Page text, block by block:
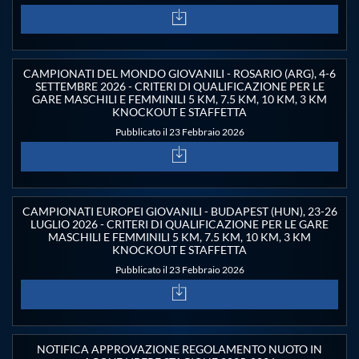
Qualità
Cookie Policy
Flash News
CAMPIONATI DEL MONDO GIOVANILI - ROSARIO (ARG), 4-6
SETTEMBRE 2026 - CRITERI DI QUALIFICAZIONE PER LE
GARE MASCHILI E FEMMINILI 5 KM, 7.5 KM, 10 KM, 3 KM
KNOCKOUT E STAFFETTA
Pubblicato il 23 Febbraio 2026
CAMPIONATI EUROPEI GIOVANILI - BUDAPEST (HUN), 23-26
LUGLIO 2026 - CRITERI DI QUALIFICAZIONE PER LE GARE
MASCHILI E FEMMINILI 5 KM, 7.5 KM, 10 KM, 3 KM
KNOCKOUT E STAFFETTA
Pubblicato il 23 Febbraio 2026
NOTIFICA APPROVAZIONE REGOLAMENTO NUOTO IN